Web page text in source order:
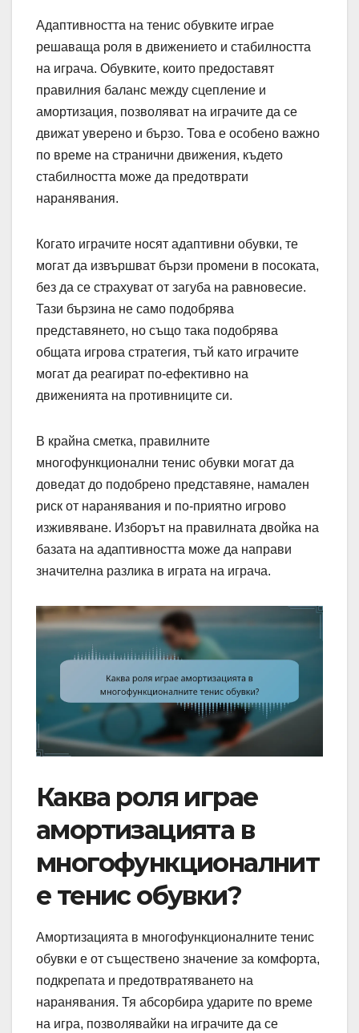
Адаптивността на тенис обувките играе
решаваща роля в движението и стабилността
на играча. Обувките, които предоставят
правилния баланс между сцепление и
амортизация, позволяват на играчите да се
движат уверено и бързо. Това е особено важно
по време на странични движения, където
стабилността може да предотврати
наранявания.
Когато играчите носят адаптивни обувки, те
могат да извършват бързи промени в посоката,
без да се страхуват от загуба на равновесие.
Тази бързина не само подобрява
представянето, но също така подобрява
общата игрова стратегия, тъй като играчите
могат да реагират по-ефективно на
движенията на противниците си.
В крайна сметка, правилните
многофункционални тенис обувки могат да
доведат до подобрено представяне, намален
риск от наранявания и по-приятно игрово
изживяване. Изборът на правилната двойка на
базата на адаптивността може да направи
значителна разлика в играта на играча.
Каква роля играе
амортизацията в
многофункционалнит
е тенис обувки?
Амортизацията в многофункционалните тенис
обувки е от съществено значение за комфорта,
подкрепата и предотвратяването на
наранявания. Тя абсорбира ударите по време
на игра, позволявайки на играчите да се